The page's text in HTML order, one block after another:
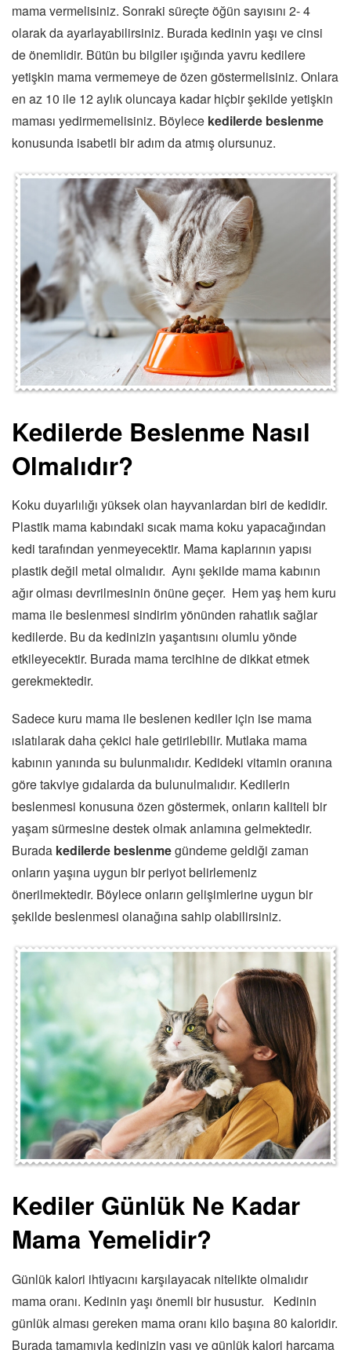
mama vermelisiniz. Sonraki süreçte öğün sayısını 2- 4
olarak da ayarlayabilirsiniz. Burada kedinin yaşı ve cinsi
de önemlidir. Bütün bu bilgiler ışığında yavru kedilere
yetişkin mama vermemeye de özen göstermelisiniz. Onlara
en az 10 ile 12 aylık oluncaya kadar hiçbir şekilde yetişkin
maması yedirmemelisiniz. Böylece kedilerde beslenme
konusunda isabetli bir adım da atmış olursunuz.
Kedilerde Beslenme Nasıl
Olmalıdır?
Koku duyarlılığı yüksek olan hayvanlardan biri de kedidir.
Plastik mama kabındaki sıcak mama koku yapacağından
kedi tarafından yenmeyecektir. Mama kaplarının yapısı
plastik değil metal olmalıdır. Aynı şekilde mama kabının
ağır olması devrilmesinin önüne geçer. Hem yaş hem kuru
mama ile beslenmesi sindirim yönünden rahatlık sağlar
kedilerde. Bu da kedinizin yaşantısını olumlu yönde
etkileyecektir. Burada mama tercihine de dikkat etmek
gerekmektedir.
Sadece kuru mama ile beslenen kediler için ise mama
ıslatılarak daha çekici hale getirilebilir. Mutlaka mama
kabının yanında su bulunmalıdır. Kedideki vitamin oranına
göre takviye gıdalarda da bulunulmalıdır. Kedilerin
beslenmesi konusuna özen göstermek, onların kaliteli bir
yaşam sürmesine destek olmak anlamına gelmektedir.
Burada kedilerde beslenmegündeme geldiği zaman
onların yaşına uygun bir periyot belirlemeniz
önerilmektedir. Böylece onların gelişimlerine uygun bir
şekilde beslenmesi olanağına sahip olabilirsiniz.
Kediler Günlük Ne Kadar
Mama Yemelidir?
Günlük kalori ihtiyacını karşılayacak nitelikte olmalıdır
mama oranı. Kedinin yaşı önemli bir husustur. Kedinin
günlük alması gereken mama oranı kilo başına 80 kaloridir.
Burada tamamıyla kedinizin yaşı ve günlük kalori harcama